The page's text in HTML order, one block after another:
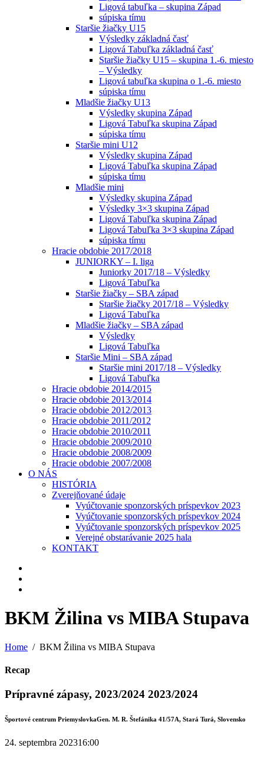
Ligová tabuľka – skupina Západ
súpiska tímu
Staršie žiačky U15
Výsledky základná časť
Ligová Tabuľka základná časť
Staršie žiačky U15 – skupina 1.-6. miesto
– Výsledky
Ligová tabuľka skupina o 1.-6. miesto
súpiska tímu
Mladšie žiačky U13
Výsledky skupina Západ
Ligová Tabuľka skupina Západ
súpiska tímu
Staršie mini U12
Výsledky skupina Západ
Ligová Tabuľka skupina Západ
súpiska tímu
Mladšie mini
Výsledky skupina Západ
Výsledky 3×3 skupina Západ
Ligová Tabuľka skupina Západ
Ligová Tabuľka 3×3 skupina Západ
súpiska tímu
Hracie obdobie 2017/2018
JUNIORKY – I. liga
Juniorky 2017/18 – Výsledky
Ligová Tabuľka
Staršie žiačky – SBA západ
Staršie žiačky 2017/18 – Výsledky
Ligová Tabuľka
Mladšie žiačky – SBA západ
Výsledky
Ligová Tabuľka
Staršie Mini – SBA západ
Staršie mini 2017/18 – Výsledky
Ligová Tabuľka
Hracie obdobie 2014/2015
Hracie obdobie 2013/2014
Hracie obdobie 2012/2013
Hracie obdobie 2011/2012
Hracie obdobie 2010/2011
Hracie obdobie 2009/2010
Hracie obdobie 2008/2009
Hracie obdobie 2007/2008
O NÁS
HISTÓRIA
Zverejňované údaje
Vyúčtovanie sponzorských príspevkov 2023
Vyúčtovanie sponzorských príspevkov 2024
Vyúčtovanie sponzorských príspevkov 2025
Verejné obstarávanie 2025 hala
KONTAKT
BKM Žilina vs MIBA Stupava
Home BKM Žilina vs MIBA Stupava
Recap
Prípravné zápasy, 2023/2024 2023/2024
Športové centrum PriemyslovkaGen. M. R. Štefánika 41/57A, Stará Turá, Slovensko
24. septembra 202316:00